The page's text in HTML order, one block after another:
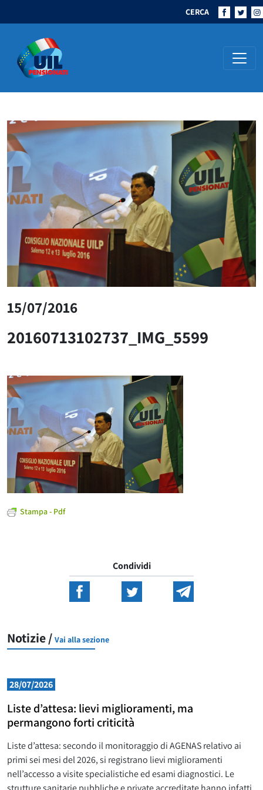
CERCA
Navigazione principale
15/07/2016
20160713102737_IMG_5599
Stampa - Pdf
Condividi
Notizie / Vai alla sezione
28/07/2026
Liste d’attesa: lievi miglioramenti, ma
permangono forti criticità
Liste d’attesa: secondo il monitoraggio di AGENAS relativo ai
primi sei mesi del 2026, si registrano lievi miglioramenti
nell’accesso a visite specialistiche ed esami diagnostici. Le